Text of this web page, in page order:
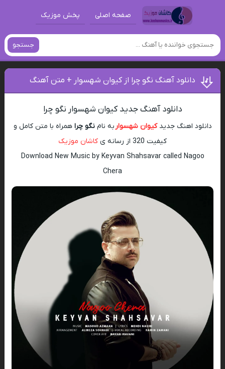
صفحه اصلی پخش موزیک
جستجو
دانلود آهنگ نگو چرا از کیوان شهسوار + متن آهنگ
دانلود آهنگ جدید کیوان شهسوار نگو چرا
دانلود اهنگ جدیدکیوان شهسوار به نامنگو چرا همراه با متن کامل و
کیفیت 320 از رسانه ی
کاشان موزیک
Download New Music by Keyvan Shahsavar called Nagoo
Chera